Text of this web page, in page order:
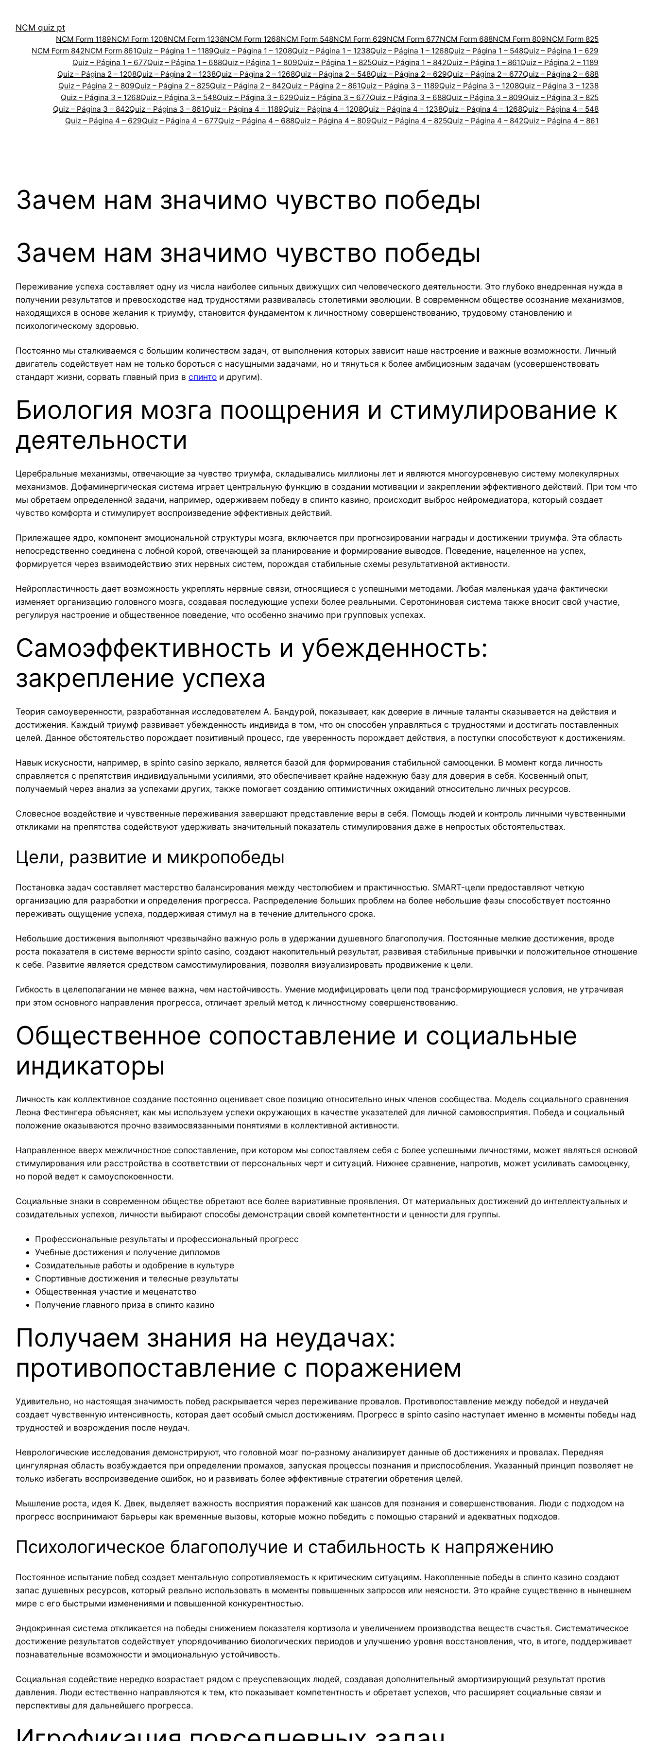
contentNCM quiz pt
NCM Form 1189NCM Form 1208NCM Form 1238NCM Form 1268NCM Form 548NCM Form 629NCM Form 677NCM Form 688NCM Form 809NCM Form 825
NCM Form 842NCM Form 861Quiz – Página 1 – 1189Quiz – Página 1 – 1208Quiz – Página 1 – 1238Quiz – Página 1 – 1268Quiz – Página 1 – 548Quiz – Página 1 – 629
Quiz – Página 1 – 677Quiz – Página 1 – 688Quiz – Página 1 – 809Quiz – Página 1 – 825Quiz – Página 1 – 842Quiz – Página 1 – 861Quiz – Página 2 – 1189
Quiz – Página 2 – 1208Quiz – Página 2 – 1238Quiz – Página 2 – 1268Quiz – Página 2 – 548Quiz – Página 2 – 629Quiz – Página 2 – 677Quiz – Página 2 – 688
Quiz – Página 2 – 809Quiz – Página 2 – 825Quiz – Página 2 – 842Quiz – Página 2 – 861Quiz – Página 3 – 1189Quiz – Página 3 – 1208Quiz – Página 3 – 1238
Quiz – Página 3 – 1268Quiz – Página 3 – 548Quiz – Página 3 – 629Quiz – Página 3 – 677Quiz – Página 3 – 688Quiz – Página 3 – 809Quiz – Página 3 – 825
Quiz – Página 3 – 842Quiz – Página 3 – 861Quiz – Página 4 – 1189Quiz – Página 4 – 1208Quiz – Página 4 – 1238Quiz – Página 4 – 1268Quiz – Página 4 – 548
Quiz – Página 4 – 629Quiz – Página 4 – 677Quiz – Página 4 – 688Quiz – Página 4 – 809Quiz – Página 4 – 825Quiz – Página 4 – 842Quiz – Página 4 – 861
Зачем нам значимо чувство победы
Зачем нам значимо чувство победы
Переживание успеха составляет одну из числа наиболее сильных движущих сил человеческого деятельности. Это глубоко внедренная нужда в
получении результатов и превосходстве над трудностями развивалась столетиями эволюции. В современном обществе осознание механизмов,
находящихся в основе желания к триумфу, становится фундаментом к личностному совершенствованию, трудовому становлению и
психологическому здоровью.
Постоянно мы сталкиваемся с большим количеством задач, от выполнения которых зависит наше настроение и важные возможности. Личный
двигатель содействует нам не только бороться с насущными задачами, но и тянуться к более амбициозным задачам (усовершенствовать
стандарт жизни, сорвать главный приз в спинто и другим).
Биология мозга поощрения и стимулирование к
деятельности
Церебральные механизмы, отвечающие за чувство триумфа, складывались миллионы лет и являются многоуровневую систему молекулярных
механизмов. Дофаминергическая система играет центральную функцию в создании мотивации и закреплении эффективного действий. При том что
мы обретаем определенной задачи, например, одерживаем победу в спинто казино, происходит выброс нейромедиатора, который создает
чувство комфорта и стимулирует воспроизведение эффективных действий.
Прилежащее ядро, компонент эмоциональной структуры мозга, включается при прогнозировании награды и достижении триумфа. Эта область
непосредственно соединена с лобной корой, отвечающей за планирование и формирование выводов. Поведение, нацеленное на успех,
формируется через взаимодействию этих нервных систем, порождая стабильные схемы результативной активности.
Нейропластичность дает возможность укреплять нервные связи, относящиеся с успешными методами. Любая маленькая удача фактически
изменяет организацию головного мозга, создавая последующие успехи более реальными. Серотониновая система также вносит свой участие,
регулируя настроение и общественное поведение, что особенно значимо при групповых успехах.
Самоэффективность и убежденность:
закрепление успеха
Теория самоуверенности, разработанная исследователем А. Бандурой, показывает, как доверие в личные таланты сказывается на действия и
достижения. Каждый триумф развивает убежденность индивида в том, что он способен управляться с трудностями и достигать поставленных
целей. Данное обстоятельство порождает позитивный процесс, где уверенность порождает действия, а поступки способствуют к достижениям.
Навык искусности, например, в spinto casino зеркало, является базой для формирования стабильной самооценки. В момент когда личность
справляется с препятствия индивидуальными усилиями, это обеспечивает крайне надежную базу для доверия в себя. Косвенный опыт,
получаемый через анализ за успехами других, также помогает созданию оптимистичных ожиданий относительно личных ресурсов.
Словесное воздействие и чувственные переживания завершают представление веры в себя. Помощь людей и контроль личными чувственными
откликами на препятства содействуют удерживать значительный показатель стимулирования даже в непростых обстоятельствах.
Цели, развитие и микропобеды
Постановка задач составляет мастерство балансирования между честолюбием и практичностью. SMART-цели предоставляют четкую
организацию для разработки и определения прогресса. Распределение больших проблем на более небольшие фазы способствует постоянно
переживать ощущение успеха, поддерживая стимул на в течение длительного срока.
Небольшие достижения выполняют чрезвычайно важную роль в удержании душевного благополучия. Постоянные мелкие достижения, вроде
роста показателя в системе верности spinto casino, создают накопительный результат, развивая стабильные привычки и положительное отношение
к себе. Развитие является средством самостимулирования, позволяя визуализировать продвижение к цели.
Гибкость в целеполагании не менее важна, чем настойчивость. Умение модифицировать цели под трансформирующиеся условия, не утрачивая
при этом основного направления прогресса, отличает зрелый метод к личностному совершенствованию.
Общественное сопоставление и социальные
индикаторы
Личность как коллективное создание постоянно оценивает свое позицию относительно иных членов сообщества. Модель социального сравнения
Леона Фестингера объясняет, как мы используем успехи окружающих в качестве указателей для личной самовосприятия. Победа и социальный
положение оказываются прочно взаимосвязанными понятиями в коллективной активности.
Направленное вверх межличностное сопоставление, при котором мы сопоставляем себя с более успешными личностями, может являться основой
стимулирования или расстройства в соответствии от персональных черт и ситуаций. Нижнее сравнение, напротив, может усиливать самооценку,
но порой ведет к самоуспокоенности.
Социальные знаки в современном обществе обретают все более вариативные проявления. От материальных достижений до интеллектуальных и
созидательных успехов, личности выбирают способы демонстрации своей компетентности и ценности для группы.
Профессиональные результаты и профессиональный прогресс
Учебные достижения и получение дипломов
Созидательные работы и одобрение в культуре
Спортивные достижения и телесные результаты
Общественная участие и меценатство
Получение главного приза в спинто казино
Получаем знания на неудачах:
противопоставление с поражением
Удивительно, но настоящая значимость побед раскрывается через переживание провалов. Противопоставление между победой и неудачей
создает чувственную интенсивность, которая дает особый смысл достижениям. Прогресс в spinto casino наступает именно в моменты победы над
трудностей и возрождения после неудач.
Неврологические исследования демонстрируют, что головной мозг по-разному анализирует данные об достижениях и провалах. Передняя
цингулярная область возбуждается при определении промахов, запуская процессы познания и приспособления. Указанный принцип позволяет не
только избегать воспроизведение ошибок, но и развивать более эффективные стратегии обретения целей.
Мышление роста, идея К. Двек, выделяет важность восприятия поражений как шансов для познания и совершенствования. Люди с подходом на
прогресс воспринимают барьеры как временные вызовы, которые можно победить с помощью стараний и адекватных подходов.
Психологическое благополучие и стабильность к напряжению
Постоянное испытание побед создает ментальную сопротивляемость к критическим ситуациям. Накопленные победы в спинто казино создают
запас душевных ресурсов, который реально использовать в моменты повышенных запросов или неясности. Это крайне существенно в нынешнем
мире с его быстрыми изменениями и повышенной конкурентностью.
Эндокринная система откликается на победы снижением показателя кортизола и увеличением производства веществ счастья. Систематическое
достижение результатов содействует упорядочиванию биологических периодов и улучшению уровня восстановления, что, в итоге, поддерживает
познавательные возможности и эмоциональную устойчивость.
Социальная содействие нередко возрастает рядом с преуспевающих людей, создавая дополнительный амортизирующий результат против
давления. Люди естественно направляются к тем, кто показывает компетентность и обретает успехов, что расширяет социальные связи и
перспективы для дальнейшего прогресса.